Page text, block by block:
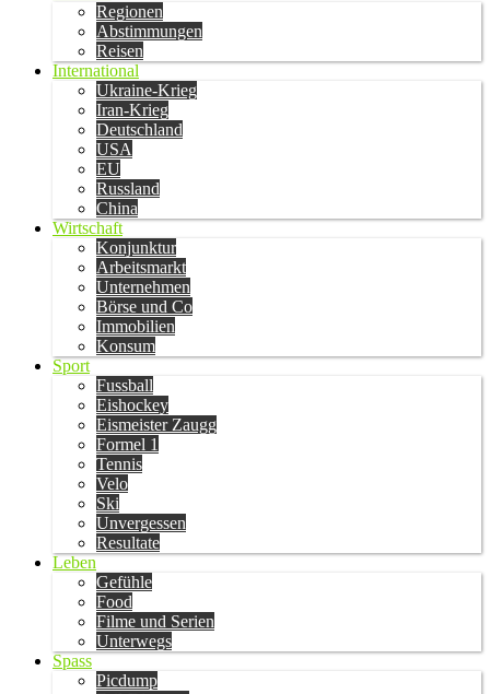
Regionen
Abstimmungen
Reisen
International
Ukraine-Krieg
Iran-Krieg
Deutschland
USA
EU
Russland
China
Wirtschaft
Konjunktur
Arbeitsmarkt
Unternehmen
Börse und Co
Immobilien
Konsum
Sport
Fussball
Eishockey
Eismeister Zaugg
Formel 1
Tennis
Velo
Ski
Unvergessen
Resultate
Leben
Gefühle
Food
Filme und Serien
Unterwegs
Spass
Picdump